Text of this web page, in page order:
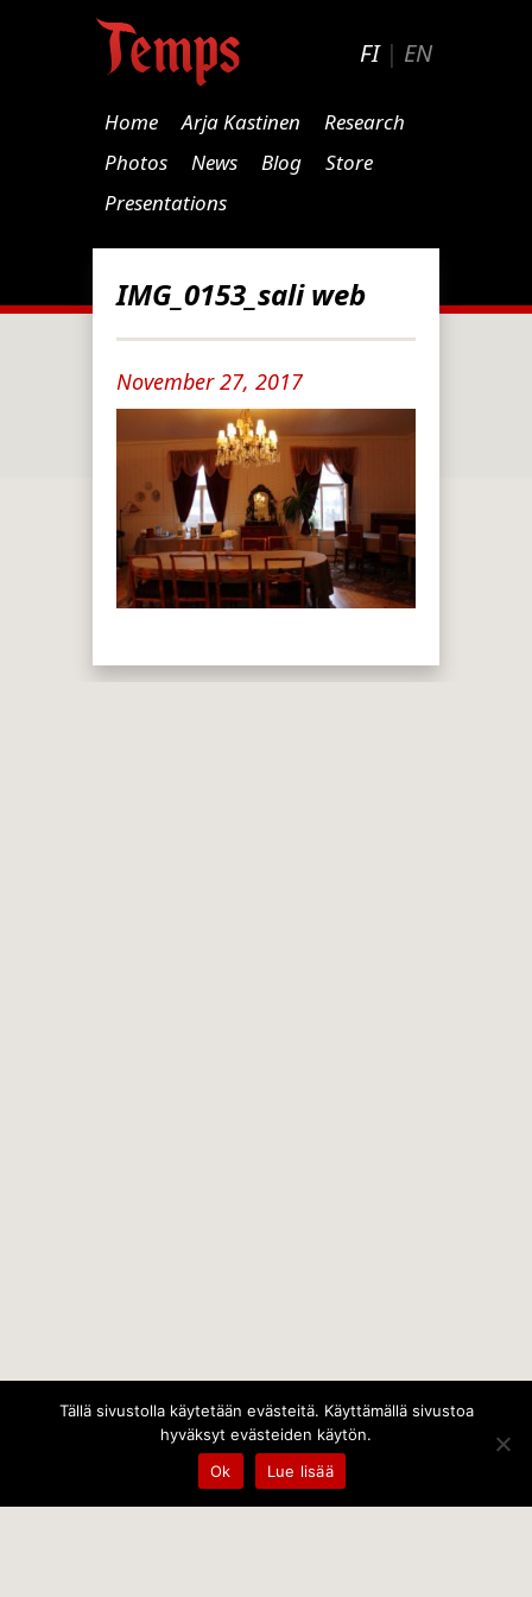
FI| EN
Home Arja Kastinen
Research
Photos
News Blog
Store
Presentations
IMG_0153_sali web
November 27, 2017
Tällä sivustolla käytetään evästeitä. Käyttämällä sivustoa
hyväksyt evästeiden käytön.
Ok
Lue lisää